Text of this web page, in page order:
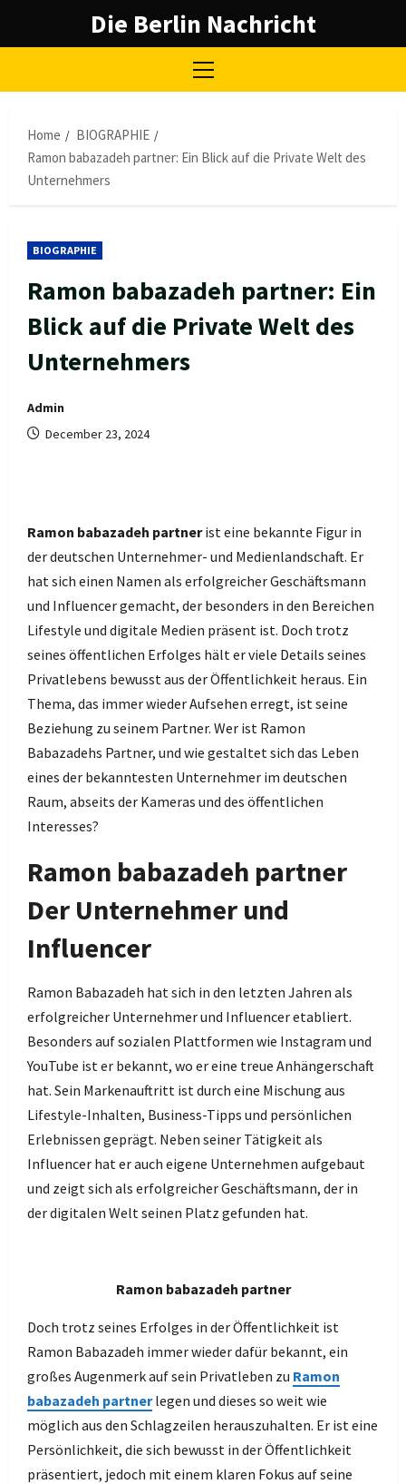
Die Berlin Nachricht
Primary
Home
BIOGRAPHIE
Ramon babazadeh partner: Ein Blick auf die Private Welt des
Unternehmers
BIOGRAPHIE
Ramon babazadeh partner: Ein
Blick auf die Private Welt des
Unternehmers
Admin
December 23, 2024
Ramon babazadeh partnerist eine bekannte Figur in
der deutschen Unternehmer- und Medienlandschaft. Er
hat sich einen Namen als erfolgreicher Geschäftsmann
und Influencer gemacht, der besonders in den Bereichen
Lifestyle und digitale Medien präsent ist. Doch trotz
seines öffentlichen Erfolges hält er viele Details seines
Privatlebens bewusst aus der Öffentlichkeit heraus. Ein
Thema, das immer wieder Aufsehen erregt, ist seine
Beziehung zu seinem Partner. Wer ist Ramon
Babazadehs Partner, und wie gestaltet sich das Leben
eines der bekanntesten Unternehmer im deutschen
Raum, abseits der Kameras und des öffentlichen
Interesses?
Ramon babazadeh partner
Der Unternehmer und
Influencer
Ramon Babazadeh hat sich in den letzten Jahren als
erfolgreicher Unternehmer und Influencer etabliert.
Besonders auf sozialen Plattformen wie Instagram und
YouTube ist er bekannt, wo er eine treue Anhängerschaft
hat. Sein Markenauftritt ist durch eine Mischung aus
Lifestyle-Inhalten, Business-Tipps und persönlichen
Erlebnissen geprägt. Neben seiner Tätigkeit als
Influencer hat er auch eigene Unternehmen aufgebaut
und zeigt sich als erfolgreicher Geschäftsmann, der in
der digitalen Welt seinen Platz gefunden hat.
Ramon babazadeh partner
Doch trotz seines Erfolges in der Öffentlichkeit ist
Ramon Babazadeh immer wieder dafür bekannt, ein
großes Augenmerk auf sein Privatleben zu Ramon
babazadeh partnerlegen und dieses so weit wie
möglich aus den Schlagzeilen herauszuhalten. Er ist eine
Persönlichkeit, die sich bewusst in der Öffentlichkeit
präsentiert, jedoch mit einem klaren Fokus auf seine